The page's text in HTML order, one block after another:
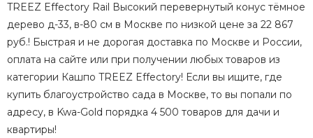
TREEZ Effectory Rail Высокий перевернутый конус тёмное
дерево д-33, в-80 см в Москве по низкой цене за 22 867
руб.! Быстрая и не дорогая доставка по Москве и России,
оплата на сайте или при получении любых товаров из
категории Кашпо TREEZ Effectory! Если вы ищите, где
купить благоустройство сада в Москве, то вы попали по
адресу, в Kwa-Gold порядка 4 500 товаров для дачи и
квартиры!